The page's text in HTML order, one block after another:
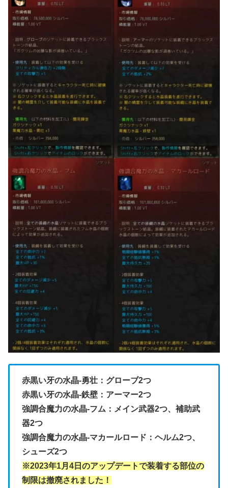
赤黒い牙の水晶-勇壮：グローブ2つ
赤黒い牙の水晶-鉄壁：アーマー2つ
強調合魔力の水晶-フム：メイン武器2つ、補助武
器2つ
強調合魔力の水晶-マカールロード：ヘルム2つ、
シューズ2つ
※2023年1月4日のアップデートで装着する部位の
制限は撤廃されました！